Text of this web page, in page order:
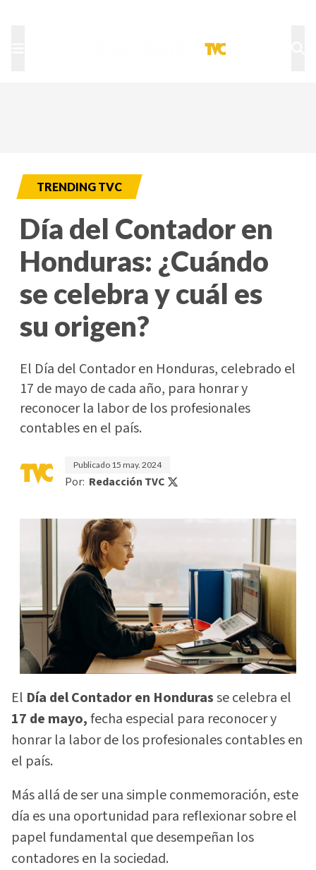
TRENDING TVC
Día del Contador en
Honduras: ¿Cuándo
se celebra y cuál es
su origen?
El Día del Contador en Honduras, celebrado el
17 de mayo de cada año, para honrar y
reconocer la labor de los profesionales
contables en el país.
Publicado 15 may. 2024
Por: Redacción TVC
El Día del Contador en Hondurasse celebra el
17 de mayo,fecha especial para reconocer y
honrar la labor de los profesionales contables en
el país.
Más allá de ser una simple conmemoración, este
día es una oportunidad para reflexionar sobre el
papel fundamental que desempeñan los
contadores en la sociedad.